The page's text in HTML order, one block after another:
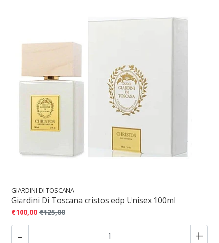
GIARDINI DI TOSCANA
Giardini Di Toscana cristos edp Unisex 100ml
€100,00 €125,00
- +